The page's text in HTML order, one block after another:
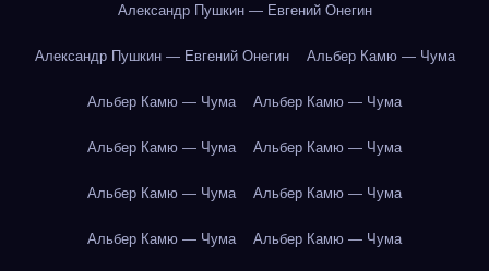
Александр Пушкин — Евгений Онегин
Александр Пушкин — Евгений Онегин Альбер Камю — Чума
Альбер Камю — Чума Альбер Камю — Чума
Альбер Камю — Чума Альбер Камю — Чума
Альбер Камю — Чума Альбер Камю — Чума
Альбер Камю — Чума Альбер Камю — Чума